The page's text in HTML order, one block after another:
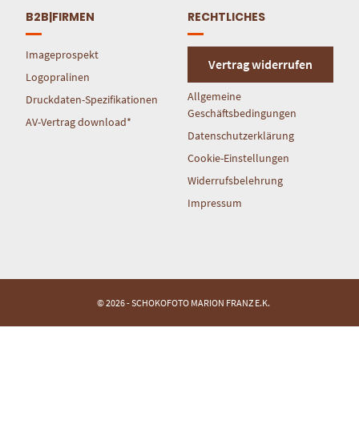
B2B|FIRMEN
Imageprospekt
Logopralinen
Druckdaten-Spezifikationen
AV-Vertrag download*
RECHTLICHES
Vertrag widerrufen
Allgemeine
Geschäftsbedingungen
Datenschutzerklärung
Cookie-Einstellungen
Widerrufsbelehrung
Impressum
© 2026 - SCHOKOFOTO MARION FRANZ E.K.